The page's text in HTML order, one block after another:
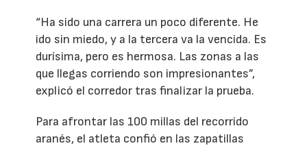
“Ha sido una carrera un poco diferente. He
ido sin miedo, y a la tercera va la vencida. Es
durísima, pero es hermosa. Las zonas a las
que llegas corriendo son impresionantes”,
explicó el corredor tras finalizar la prueba.
Para afrontar las 100 millas del recorrido
aranés, el atleta confió en las zapatillas